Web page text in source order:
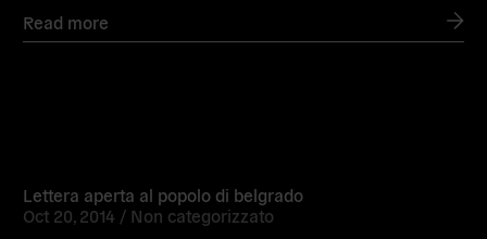
Read more
Lettera aperta al popolo di belgrado
Oct 20, 2014 / Non categorizzato